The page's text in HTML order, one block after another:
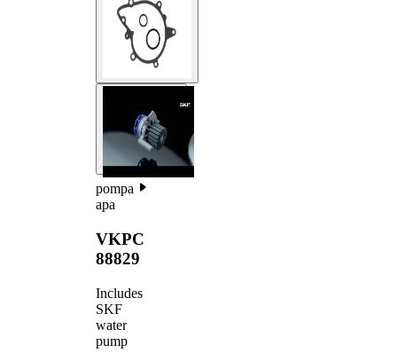
pompa
apa
VKPC
88829
Includes
SKF
water
pump